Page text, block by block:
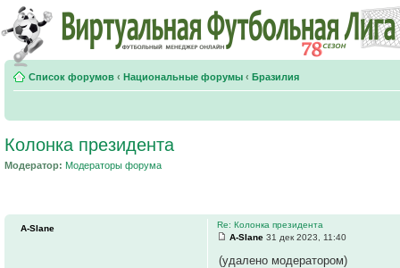
Список форумов ‹ Национальные форумы ‹ Бразилия
Колонка президента
Модератор: Модераторы форума
Re: Колонка президента
A-Slane 31 дек 2023, 11:40
(удалено модератором)
A-Slane